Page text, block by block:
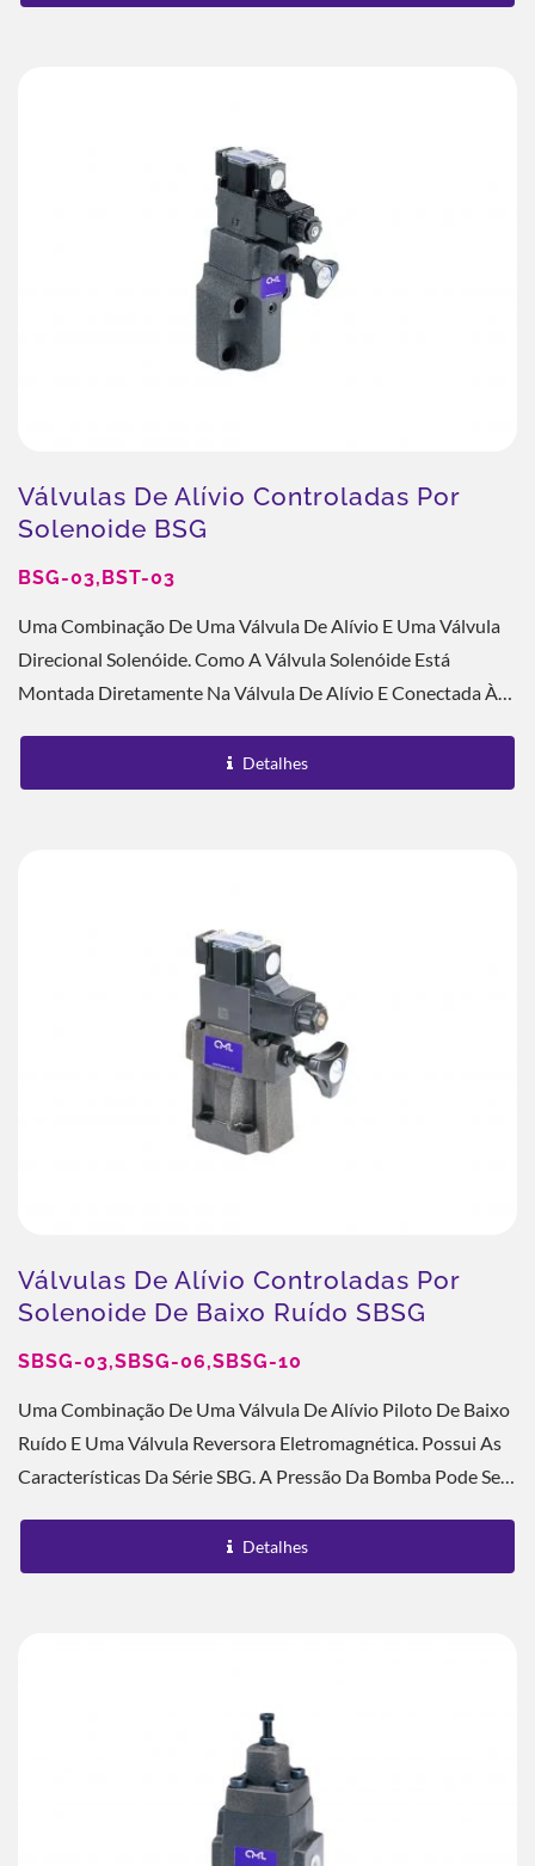
Válvulas De Alívio Controladas Por
Solenoide BSG
BSG-03,BST-03
Uma Combinação De Uma Válvula De Alívio E Uma Válvula
Direcional Solenóide. Como A Válvula Solenóide Está
Montada Diretamente Na Válvula De Alívio E Conectada À
Detalhes
Válvulas De Alívio Controladas Por
Solenoide De Baixo Ruído SBSG
SBSG-03,SBSG-06,SBSG-10
Uma Combinação De Uma Válvula De Alívio Piloto De Baixo
Ruído E Uma Válvula Reversora Eletromagnética. Possui As
Características Da Série SBG. A Pressão Da Bomba Pode Ser
Detalhes